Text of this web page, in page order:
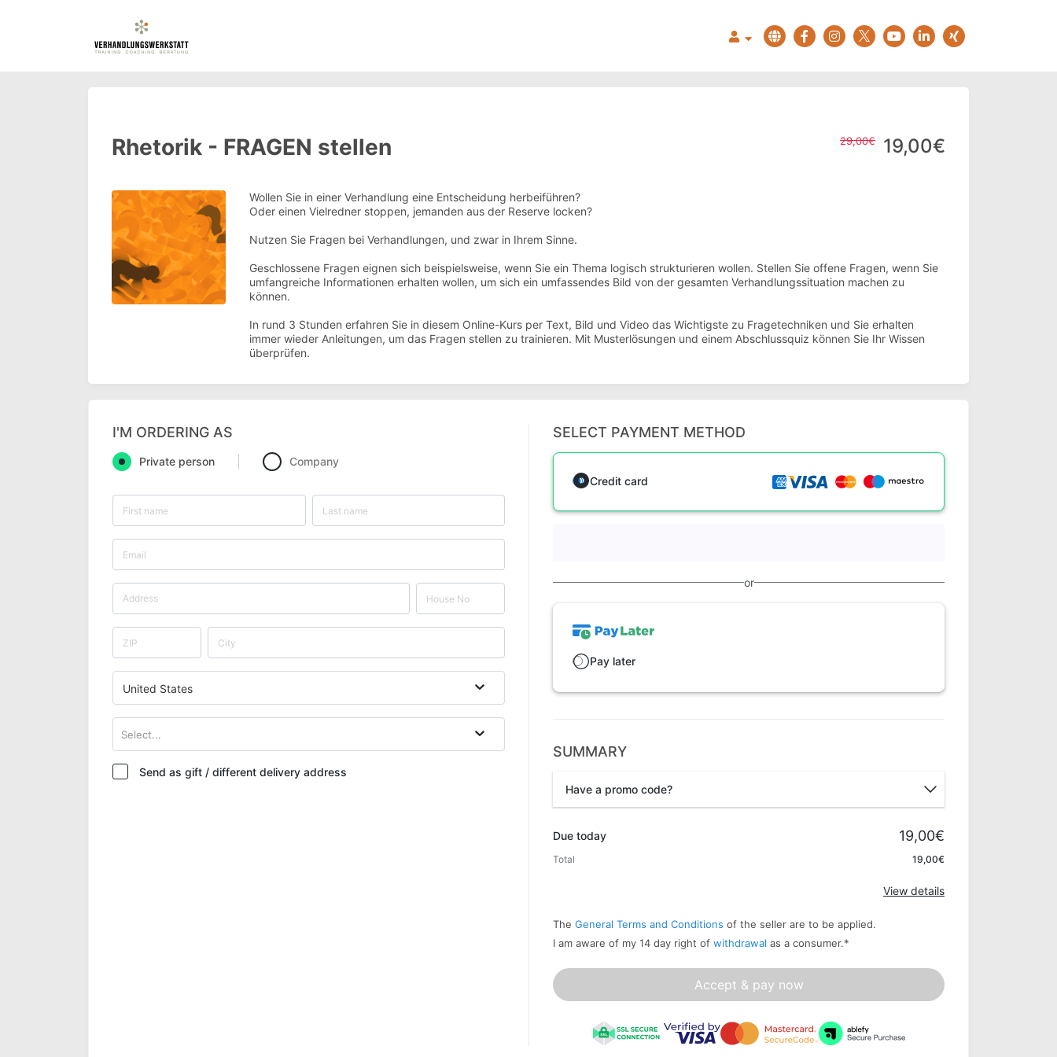
Rhetorik - FRAGEN stellen 19,00€
29,00€
Wollen Sie in einer Verhandlung eine Entscheidung herbeiführen?
Oder einen Vielredner stoppen, jemanden aus der Reserve locken?
Nutzen Sie Fragen bei Verhandlungen, und zwar in Ihrem Sinne.
Geschlossene Fragen eignen sich beispielsweise, wenn Sie ein Thema logisch strukturieren wollen. Stellen Sie offene Fragen, wenn Sie
umfangreiche Informationen erhalten wollen, um sich ein umfassendes Bild von der gesamten Verhandlungssituation machen zu
können.
In rund 3 Stunden erfahren Sie in diesem Online-Kurs per Text, Bild und Video das Wichtigste zu Fragetechniken und Sie erhalten
immer wieder Anleitungen, um das Fragen stellen zu trainieren. Mit Musterlösungen und einem Abschlussquiz können Sie Ihr Wissen
überprüfen.
I'M ORDERING AS
Private person Company
United States
Select...
Send as gift / different delivery address
SELECT PAYMENT METHOD
Credit card
or
Pay later
SUMMARY
Have a promo code?
Due today 19,00€
Total 19,00€
View details
The General Terms and Conditions of the seller are to be applied.
I am aware of my 14 day right of withdrawal as a consumer.*
Accept & pay now